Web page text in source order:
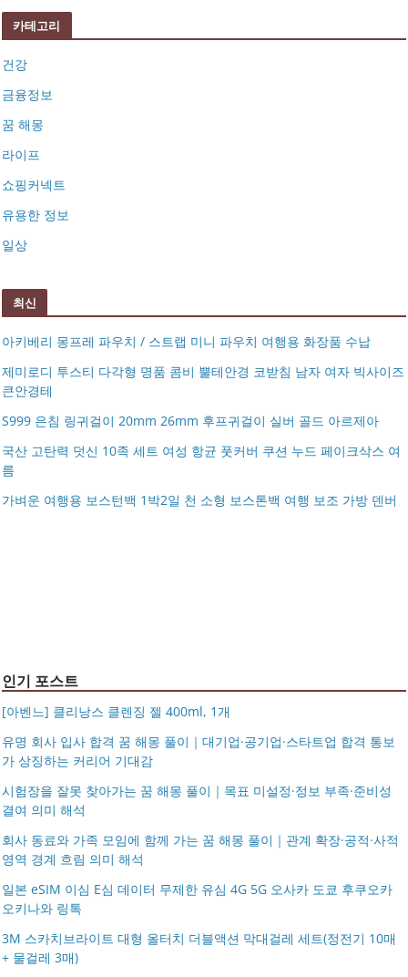
카테고리
건강
금융정보
꿈 해몽
라이프
쇼핑커넥트
유용한 정보
일상
최신
아키베리 몽프레 파우치 / 스트랩 미니 파우치 여행용 화장품 수납
제미로디 투스티 다각형 명품 콤비 뿔테안경 코받침 남자 여자 빅사이즈
큰안경테
S999 은침 링귀걸이 20mm 26mm 후프귀걸이 실버 골드 아르제아
국산 고탄력 덧신 10족 세트 여성 항균 풋커버 쿠션 누드 페이크삭스 여
름
가벼운 여행용 보스턴백 1박2일 천 소형 보스톤백 여행 보조 가방 덴버
아키베리 몽프레 파우치 / 스트랩 미니 파우치 여행용 화장
품 수납
제미로디 투스티 다각형 명품 콤비 뿔테안경 코받침 남자
인기 포스트
[아벤느] 클리낭스 클렌징 젤 400ml, 1개
유명 회사 입사 합격 꿈 해몽 풀이｜대기업·공기업·스타트업 합격 통보
가 상징하는 커리어 기대감
시험장을 잘못 찾아가는 꿈 해몽 풀이｜목표 미설정·정보 부족·준비성
결여 의미 해석
회사 동료와 가족 모임에 함께 가는 꿈 해몽 풀이｜관계 확장·공적·사적
영역 경계 흐림 의미 해석
일본 eSIM 이심 E심 데이터 무제한 유심 4G 5G 오사카 도쿄 후쿠오카
오키나와 링톡
3M 스카치브라이트 대형 올터치 더블액션 막대걸레 세트(정전기 10매
+ 물걸레 3매)